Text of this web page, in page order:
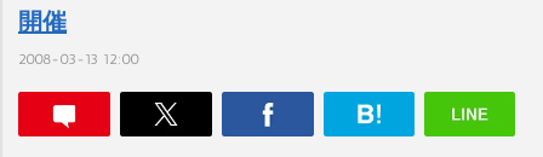
開催
2008-03-13 12:00